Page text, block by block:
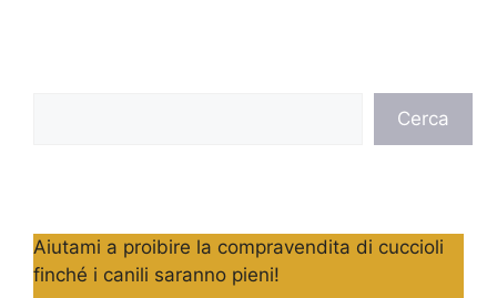
Cerca
Aiutami a proibire la compravendita di cuccioli
finché i canili saranno pieni!